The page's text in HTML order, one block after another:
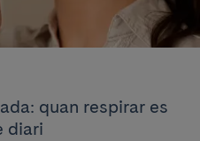
quan respirar es
diari